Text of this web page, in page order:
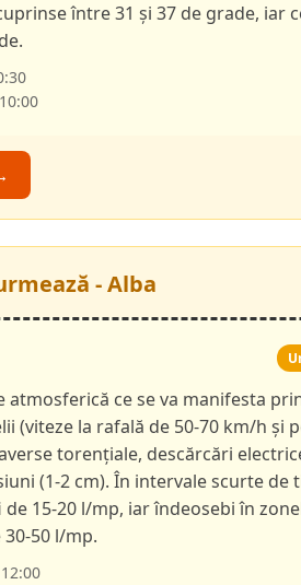
între 31 și 37 de grade, iar
- Alba
ce se va manifesta
(viteze la rafală de 50-70 km/h și
torențiale, descărcări
(1-2 cm). În intervale scurte de
15-20 l/mp, iar îndeosebi în
50 l/mp.